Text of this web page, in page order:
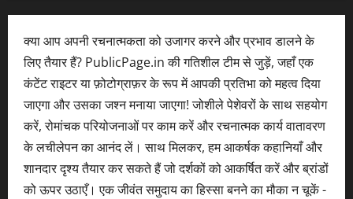
क्या आप अपनी रचनात्मकता को उजागर करने और प्रभाव डालने के
लिए तैयार हैं? PublicPage.in की गतिशील टीम से जुड़ें, जहाँ एक
कंटेंट राइटर या फ़ोटोग्राफ़र के रूप में आपकी प्रतिभा को महत्व दिया
जाएगा और उसका जश्न मनाया जाएगा! जोशीले पेशेवरों के साथ सहयोग
करें, रोमांचक परियोजनाओं पर काम करें और रचनात्मक कार्य वातावरण
के लचीलेपन का आनंद लें। साथ मिलकर, हम आकर्षक कहानियाँ और
शानदार दृश्य तैयार कर सकते हैं जो दर्शकों को आकर्षित करें और ब्रांडों
को ऊपर उठाएँ। एक जीवंत समुदाय का हिस्सा बनने का मौका न चूकें -